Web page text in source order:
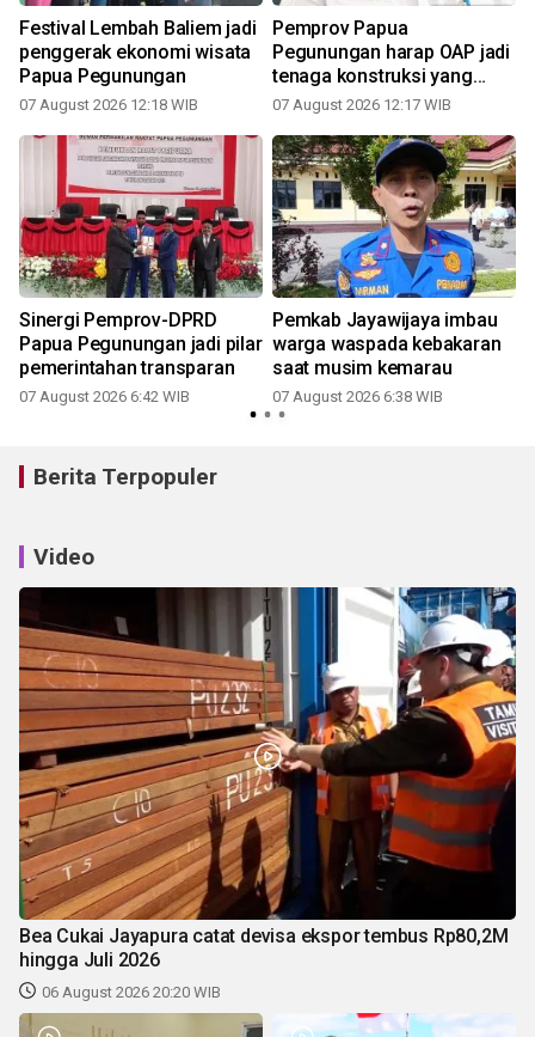
Festival Lembah Baliem jadi
penggerak ekonomi wisata
Papua Pegunungan
07 August 2026 12:18 WIB
Pemprov Papua
Pegunungan harap OAP jadi
tenaga konstruksi yang
andal
07 August 2026 12:17 WIB
Sinergi Pemprov-DPRD
Papua Pegunungan jadi pilar
pemerintahan transparan
07 August 2026 6:42 WIB
Pemkab Jayawijaya imbau
warga waspada kebakaran
saat musim kemarau
07 August 2026 6:38 WIB
Berita Terpopuler
Video
Bea Cukai Jayapura catat devisa ekspor tembus Rp80,2M
hingga Juli 2026
06 August 2026 20:20 WIB